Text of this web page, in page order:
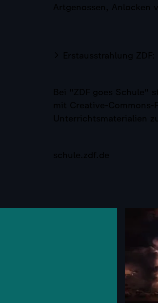
Artgenossen, Anlocken
Erstausstrahlung
Bei "ZDF goes Schule"
mit Creative-Commons-
Unterrichtsmaterialien
schule.zdf.de